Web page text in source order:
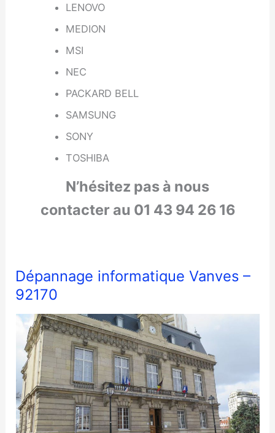
LENOVO
MEDION
MSI
NEC
PACKARD BELL
SAMSUNG
SONY
TOSHIBA
N’hésitez pas à nous
contacter au 01 43 94 26 16
Dépannage informatique Vanves –
92170